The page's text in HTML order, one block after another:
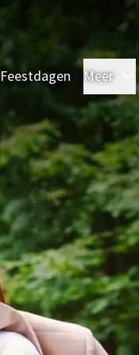
Feestdagen Meer